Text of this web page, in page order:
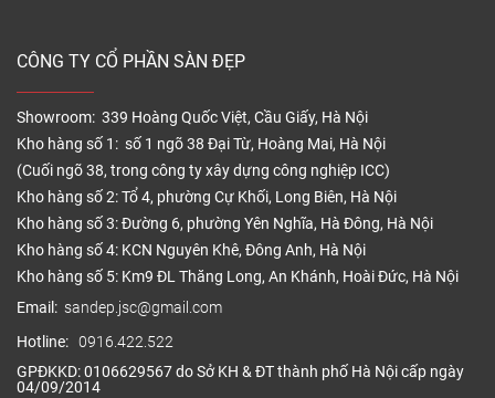
CÔNG TY CỔ PHẦN SÀN ĐẸP
Showroom: 339 Hoàng Quốc Việt, Cầu Giấy, Hà Nội
Kho hàng số 1: số 1 ngõ 38 Đại Từ, Hoàng Mai, Hà Nội
(Cuối ngõ 38, trong công ty xây dựng công nghiệp ICC)
Kho hàng số 2: Tổ 4, phường Cự Khối, Long Biên, Hà Nội
Kho hàng số 3: Đường 6, phường Yên Nghĩa, Hà Đông, Hà Nội
Kho hàng số 4: KCN Nguyên Khê, Đông Anh, Hà Nội
Kho hàng số 5: Km9 ĐL Thăng Long, An Khánh, Hoài Đức, Hà Nội
Email: sandep.jsc@gmail.com
Hotline: 0916.422.522
GPĐKKD: 0106629567 do Sở KH & ĐT thành phố Hà Nội cấp ngày
04/09/2014